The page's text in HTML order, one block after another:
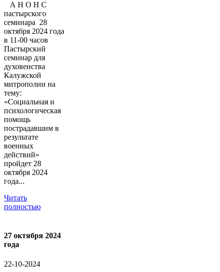
А Н О Н С
пастырского
семинара 28
октября 2024 года
в 11-00 часов
Пастырский
семинар для
духовенства
Калужской
митрополии на
тему:
«Социальная и
психологическая
помощь
пострадавшим в
результате
военных
действий»
пройдет 28
октября 2024
года...
Читать
полностью
27 октября 2024
года
22-10-2024